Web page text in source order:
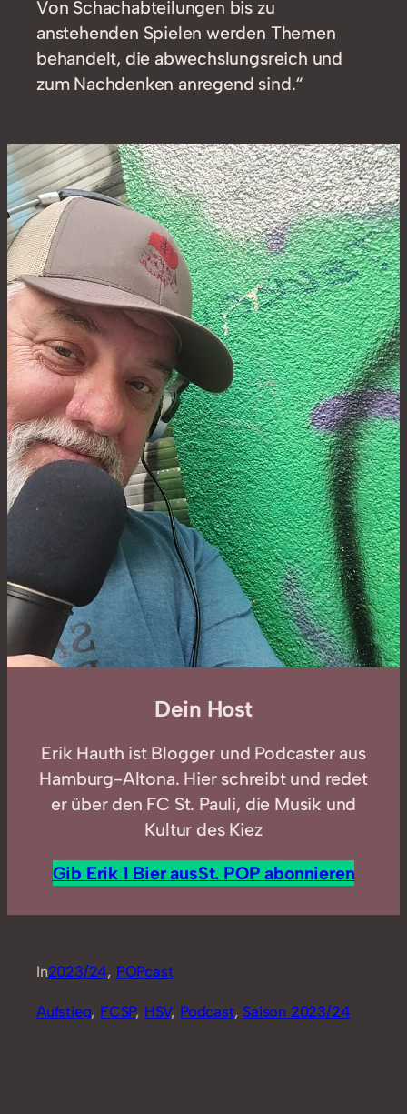
Von Schachabteilungen bis zu
anstehenden Spielen werden Themen
behandelt, die abwechslungsreich und
zum Nachdenken anregend sind.“
Dein Host
Erik Hauth ist Blogger und Podcaster aus
Hamburg-Altona. Hier schreibt und redet
er über den FC St. Pauli, die Musik und
Kultur des Kiez
Gib Erik 1 Bier ausSt. POP abonnieren
In2023/24, POPcast
Aufstieg, FCSP, HSV, Podcast, Saison 2023/24